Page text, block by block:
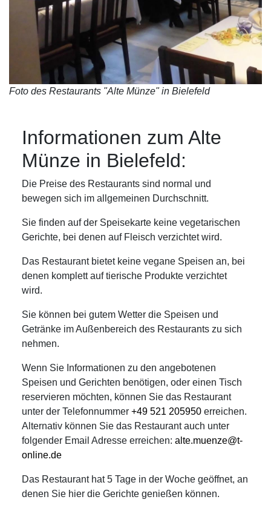
Foto des Restaurants "Alte Münze" in Bielefeld
Informationen zum Alte
Münze in Bielefeld:
Die Preise des Restaurants sind normal und
bewegen sich im allgemeinen Durchschnitt.
Sie finden auf der Speisekarte keine vegetarischen
Gerichte, bei denen auf Fleisch verzichtet wird.
Das Restaurant bietet keine vegane Speisen an, bei
denen komplett auf tierische Produkte verzichtet
wird.
Sie können bei gutem Wetter die Speisen und
Getränke im Außenbereich des Restaurants zu sich
nehmen.
Wenn Sie Informationen zu den angebotenen
Speisen und Gerichten benötigen, oder einen Tisch
reservieren möchten, können Sie das Restaurant
unter der Telefonnummer +49 521 205950erreichen.
Alternativ können Sie das Restaurant auch unter
folgender Email Adresse erreichen: alte.muenze@t-
online.de
Das Restaurant hat 5 Tage in der Woche geöffnet, an
denen Sie hier die Gerichte genießen können.